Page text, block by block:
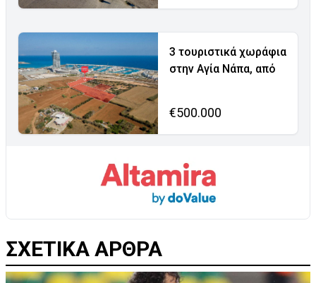
3 τουριστικά χωράφια
στην Αγία Νάπα, από
€500.000
ΣΧΕΤΙΚΑ ΑΡΘΡΑ